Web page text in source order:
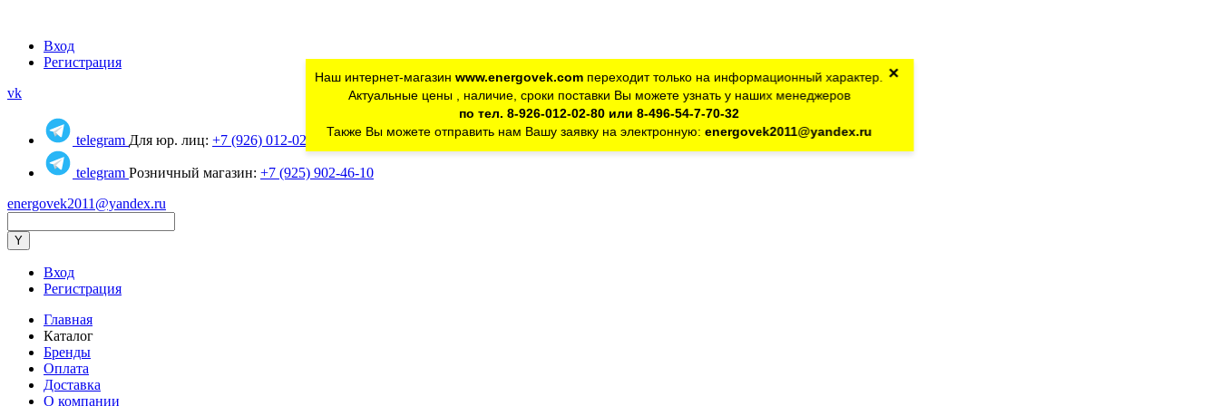
Вход
Регистрация
vk
telegram Для юр. лиц: +7 (926) 012-02-80
telegram Розничный магазин: +7 (925) 902-46-10
energovek2011@yandex.ru
Наш интернет-магазин www.energovek.comпереходит только на информационный характер.
Актуальные цены , наличие, сроки поставки Вы можете узнать у наших менеджеров
по тел. 8-926-012-02-80 или 8-496-54-7-70-32
Также Вы можете отправить нам Вашу заявку на электронную: energovek2011@yandex.ru
×
Вход
Регистрация
Главная
Каталог
Бренды
Оплата
Доставка
О компании